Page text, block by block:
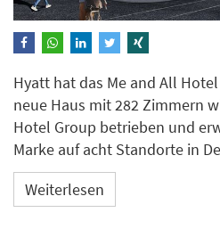
Hyatt hat das Me and All
neue Haus mit 282 Zimmern
Hotel Group betrieben und
Marke auf acht Standorte in
Weiterlesen